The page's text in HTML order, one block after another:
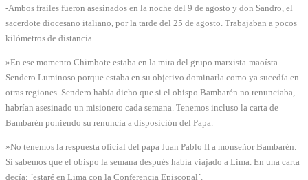
-Ambos frailes fueron asesinados en la noche del 9 de agosto y don Sandro, el
sacerdote diocesano italiano, por la tarde del 25 de agosto. Trabajaban a pocos
kilómetros de distancia.
»En ese momento Chimbote estaba en la mira del grupo marxista-maoísta
Sendero Luminoso porque estaba en su objetivo dominarla como ya sucedía en
otras regiones. Sendero había dicho que si el obispo Bambarén no renunciaba,
habrían asesinado un misionero cada semana. Tenemos incluso la carta de
Bambarén poniendo su renuncia a disposición del Papa.
»No tenemos la respuesta oficial del papa Juan Pablo II a monseñor Bambarén.
Sí sabemos que el obispo la semana después había viajado a Lima. En una carta
decía: ´estaré en Lima con la Conferencia Episcopal´.